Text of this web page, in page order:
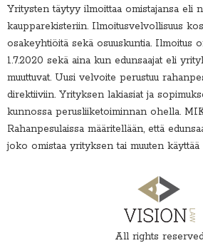
Yritysten täytyy ilmoittaa omistajansa eli
kaupparekisteriin. Ilmoitusvelvollisuus
osakeyhtiöitä sekä osuuskuntia. Ilmoitus
1.7.2020 sekä aina kun edunsaajat eli
muuttuvat. Uusi velvoite perustuu
direktiiviin. Yrityksen lakiasiat ja
kunnossa perusliiketoiminnan ohella.
Rahanpesulaissa määritellään, että
joko omistaa yrityksen tai muuten käyttää
All rights